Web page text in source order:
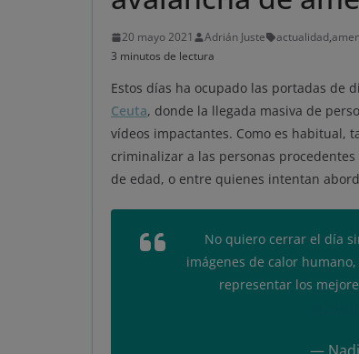
20 mayo 2021 Adrián Juste actualidad,
3 minutos de lectura
Estos días ha ocupado las portadas de
Ceuta, donde la llegada masiva de
vídeos impactantes. Como es habitual,
criminalizar a las personas
de edad, o entre quienes intentan
No quiero cerrar el día
imágenes de calor
representar los